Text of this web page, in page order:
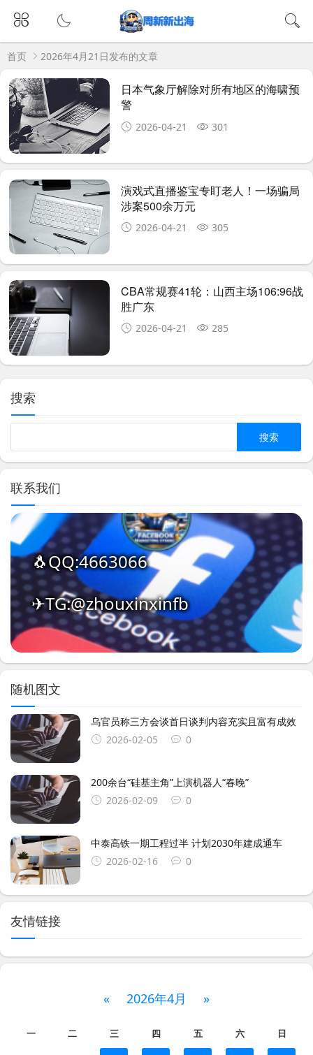
首页 2026年4月21日发布的文章
日本气象厅解除对所有地区的海啸预
警
2026-04-21 301
演戏式直播鉴宝专盯老人！一场骗局
涉案500余万元
2026-04-21 305
CBA常规赛41轮：山西主场106:96战
胜广东
2026-04-21 285
搜索
联系我们
🐧QQ:4663066
✈TG:@zhouxinxinfb
随机图文
乌官员称三方会谈首日谈判内容充实且富有成效
2026-02-05
0
200余台“硅基主角”上演机器人“春晚”
2026-02-09
0
中泰高铁一期工程过半 计划2030年建成通车
2026-02-16
0
友情链接
« 2026年4月 »
一 二 三 四 五 六 日